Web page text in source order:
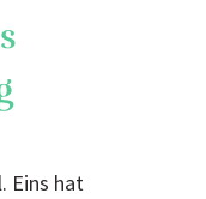
Eins hat